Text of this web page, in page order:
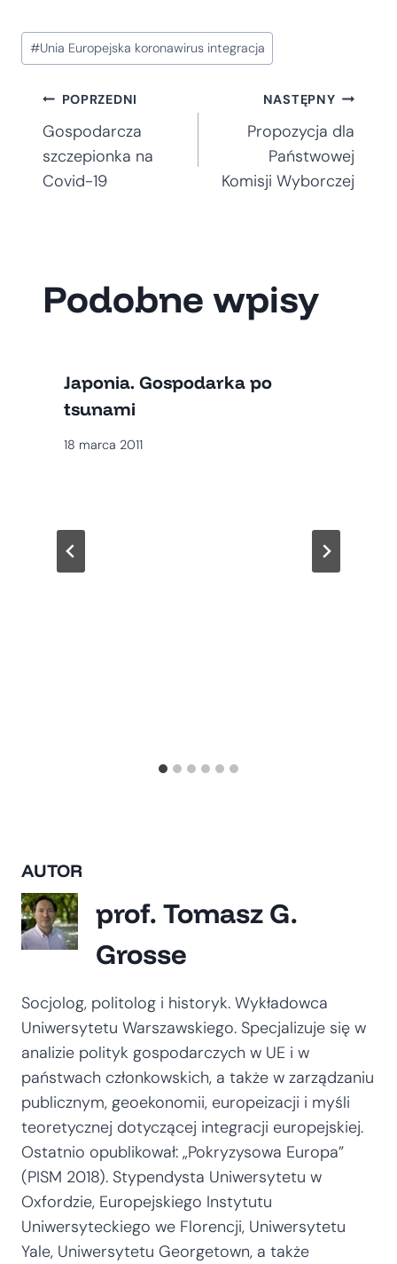
Tagi
wpisu:
#Unia Europejska koronawirus integracja
Nawigacja
wpisu
POPRZEDNI
Gospodarcza
szczepionka na
Covid-19
NASTĘPNY
Propozycja dla
Państwowej
Komisji Wyborczej
Podobne wpisy
Japonia. Gospodarka po
tsunami
18 marca 2011
AUTOR
prof. Tomasz G.
Grosse
Socjolog, politolog i historyk. Wykładowca
Uniwersytetu Warszawskiego. Specjalizuje się w
analizie polityk gospodarczych w UE i w
państwach członkowskich, a także w zarządzaniu
publicznym, geoekonomii, europeizacji i myśli
teoretycznej dotyczącej integracji europejskiej.
Ostatnio opublikował: „Pokryzysowa Europa”
(PISM 2018). Stypendysta Uniwersytetu w
Oxfordzie, Europejskiego Instytutu
Uniwersyteckiego we Florencji, Uniwersytetu
Yale, Uniwersytetu Georgetown, a także